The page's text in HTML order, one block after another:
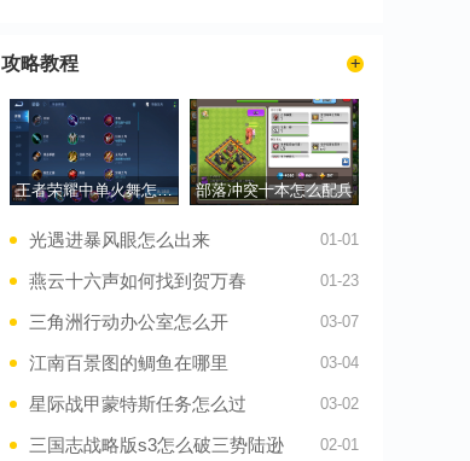
攻略教程
王者荣耀中单火舞怎么出装 部落冲突十本怎么配兵
光遇进暴风眼怎么出来 01-01
燕云十六声如何找到贺万春 01-23
三角洲行动办公室怎么开 03-07
江南百景图的鲷鱼在哪里 03-04
星际战甲蒙特斯任务怎么过 03-02
三国志战略版s3怎么破三势陆逊 02-01